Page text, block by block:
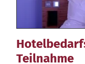
Teilnahme